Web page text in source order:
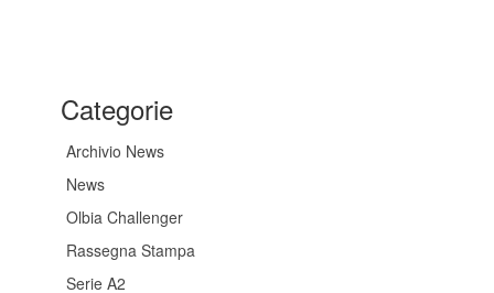
Categorie
Archivio News
News
Olbia Challenger
Rassegna Stampa
Serie A2